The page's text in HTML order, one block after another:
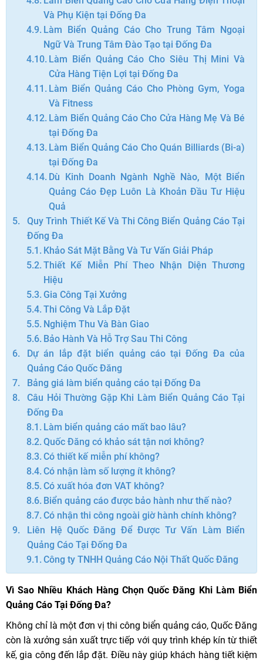
Và Phụ Kiện tại Đống Đa
Làm Biển Quảng Cáo Cho Trung Tâm Ngoại
Ngữ Và Trung Tâm Đào Tạo tại Đống Đa
Làm Biển Quảng Cáo Cho Siêu Thị Mini Và
Cửa Hàng Tiện Lợi tại Đống Đa
Làm Biển Quảng Cáo Cho Phòng Gym, Yoga
Và Fitness
Làm Biển Quảng Cáo Cho Cửa Hàng Mẹ Và Bé
tại Đống Đa
Làm Biển Quảng Cáo Cho Quán Billiards (Bi-a)
tại Đống Đa
Dù Kinh Doanh Ngành Nghề Nào, Một Biển
Quảng Cáo Đẹp Luôn Là Khoản Đầu Tư Hiệu
Quả
Quy Trình Thiết Kế Và Thi Công Biển Quảng Cáo Tại
Đống Đa
Khảo Sát Mặt Bằng Và Tư Vấn Giải Pháp
Thiết Kế Miễn Phí Theo Nhận Diện Thương
Hiệu
Gia Công Tại Xưởng
Thi Công Và Lắp Đặt
Nghiệm Thu Và Bàn Giao
Bảo Hành Và Hỗ Trợ Sau Thi Công
Dự án lắp đặt biển quảng cáo tại Đống Đa của
Quảng Cáo Quốc Đăng
Bảng giá làm biển quảng cáo tại Đống Đa
Câu Hỏi Thường Gặp Khi Làm Biển Quảng Cáo Tại
Đống Đa
Làm biển quảng cáo mất bao lâu?
Quốc Đăng có khảo sát tận nơi không?
Có thiết kế miễn phí không?
Có nhận làm số lượng ít không?
Có xuất hóa đơn VAT không?
Biển quảng cáo được bảo hành như thế nào?
Có nhận thi công ngoài giờ hành chính không?
Liên Hệ Quốc Đăng Để Được Tư Vấn Làm Biển
Quảng Cáo Tại Đống Đa
Công ty TNHH Quảng Cáo Nội Thất Quốc Đăng
Vì Sao Nhiều Khách Hàng Chọn Quốc Đăng Khi Làm Biển
Quảng Cáo Tại Đống Đa?
Không chỉ là một đơn vị thi công biển quảng cáo, Quốc Đăng
còn là xưởng sản xuất trực tiếp với quy trình khép kín từ thiết
kế, gia công đến lắp đặt. Điều này giúp khách hàng tiết kiệm